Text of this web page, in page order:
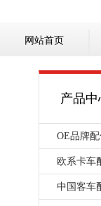
网站首页
产品中
OE品牌
欧系卡车
中国客车